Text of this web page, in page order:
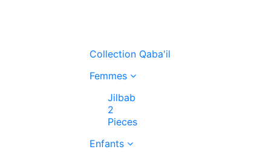
Collection Qaba'il
Femmes
Jilbab
2
Pieces
Enfants